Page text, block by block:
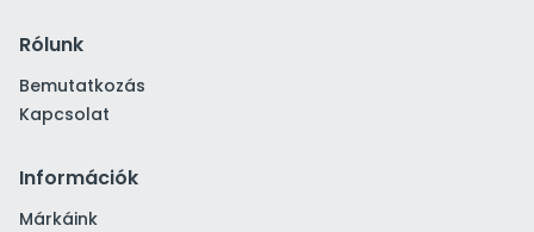
Rólunk
Bemutatkozás
Kapcsolat
Információk
Márkáink